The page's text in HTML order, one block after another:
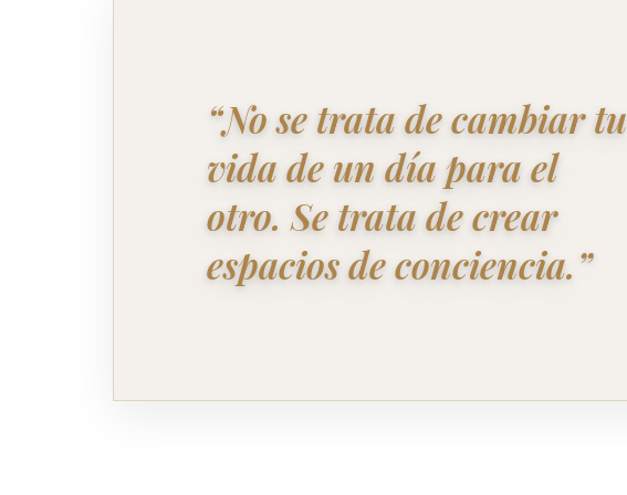
“No se trata de cambiar tu
vida de un día para el
otro. Se trata de crear
espacios de conciencia.”